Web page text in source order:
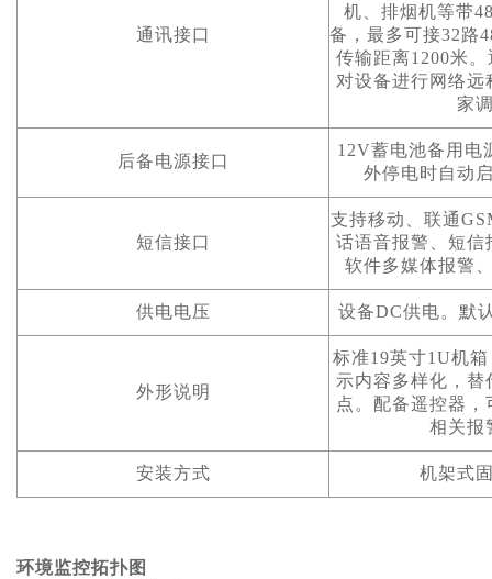
通讯接口
机、排烟机等带
备，最多可接32路
传输距离1200米
对设备进行网络
家
后备电源接口
12V蓄电池备用电
外停电时自动
短信接口
支持移动、联通
话语音报警、短信
软件多媒体报警
供电电压 设备DC供电。默
外形说明
标准19英寸1U机
示内容多样化，
点。配备遥控器
相关报
安装方式 机架式
环境监控拓扑图